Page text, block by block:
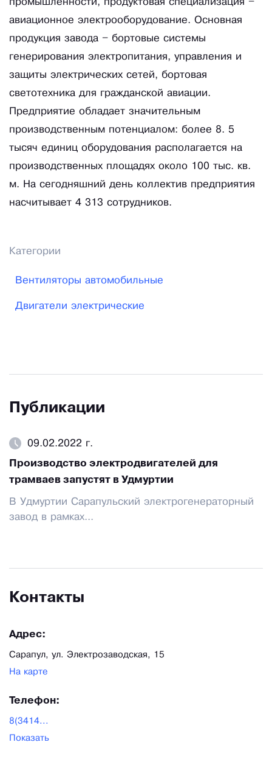
промышленности, продуктовая специализация –
авиационное электрооборудование. Основная
продукция завода – бортовые системы
генерирования электропитания, управления и
защиты электрических сетей, бортовая
светотехника для гражданской авиации.
Предприятие обладает значительным
производственным потенциалом: более 8. 5
тысяч единиц оборудования располагается на
производственных площадях около 100 тыс. кв.
м. На сегодняшний день коллектив предприятия
насчитывает 4 313 сотрудников.
Категории
Вентиляторы автомобильные
Двигатели электрические
Публикации
09.02.2022 г.
Производство электродвигателей для
трамваев запустят в Удмуртии
В Удмуртии Сарапульский электрогенераторный
завод в рамках...
Контакты
Адрес:
Сарапул, ул. Электрозаводская, 15
На карте
Телефон:
8(3414...
Показать